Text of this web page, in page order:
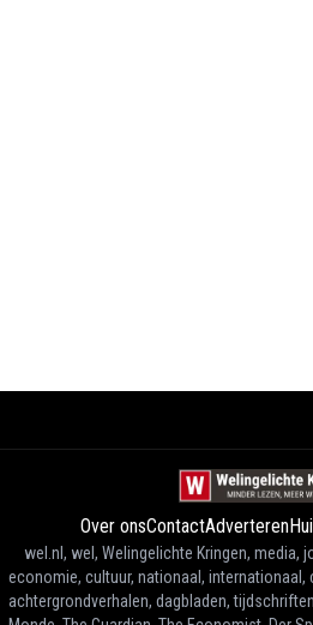
Over onsContactAdverteren
wel.nl, wel, Welingelichte Kringen, media,
economie, cultuur, nationaal,
achtergrondverhalen, dagbladen,